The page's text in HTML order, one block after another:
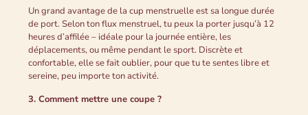
Un grand avantage de la cup menstruelle est sa longue durée
de port. Selon ton flux menstruel, tu peux la porter jusqu’à 12
heures d’affilée – idéale pour la journée entière, les
déplacements, ou même pendant le sport. Discrète et
confortable, elle se fait oublier, pour que tu te sentes libre et
sereine, peu importe ton activité.
3. Comment mettre une coupe ?